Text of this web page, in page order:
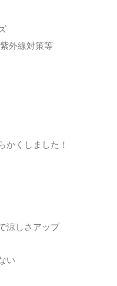
外線対策等
かくしました！
涼しさアップ
い